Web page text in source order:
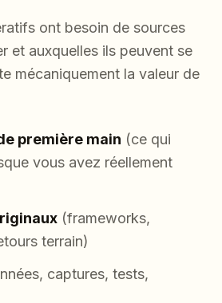
ont besoin de sources
et auxquelles ils peuvent se
mécaniquement la valeur de
première main (ce qui
vous avez réellement
(frameworks,
terrain)
captures, tests,